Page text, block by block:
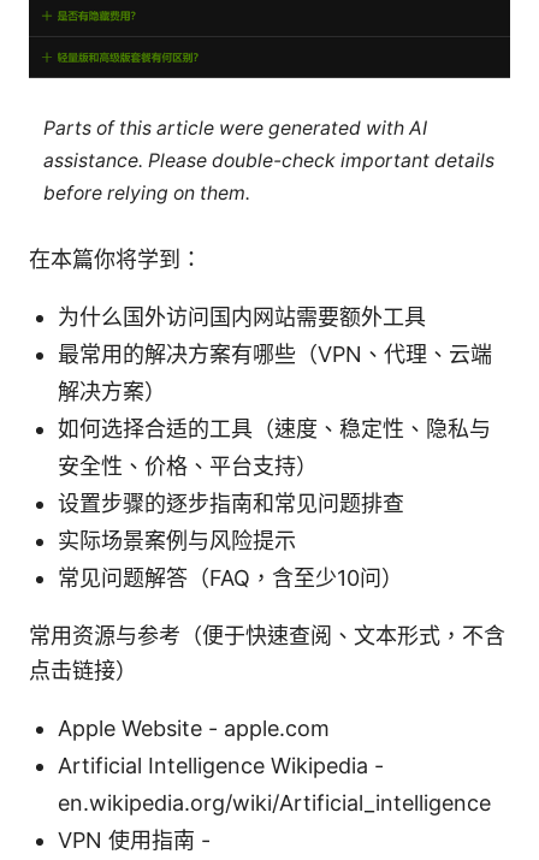
Parts of this article were generated with AI
assistance. Please double-check important details
before relying on them.
在本篇你将学到：
为什么国外访问国内网站需要额外工具
最常用的解决方案有哪些（VPN、代理、云端
解决方案）
如何选择合适的工具（速度、稳定性、隐私与
安全性、价格、平台支持）
设置步骤的逐步指南和常见问题排查
实际场景案例与风险提示
常见问题解答（FAQ，含至少10问）
常用资源与参考（便于快速查阅、文本形式，不含
点击链接）
Apple Website - apple.com
Artificial Intelligence Wikipedia -
en.wikipedia.org/wiki/Artificial_intelligence
VPN 使用指南 -